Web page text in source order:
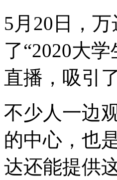
5月20日，
了“2020大
直播，吸引
不少人一边
的中心，也
达还能提供